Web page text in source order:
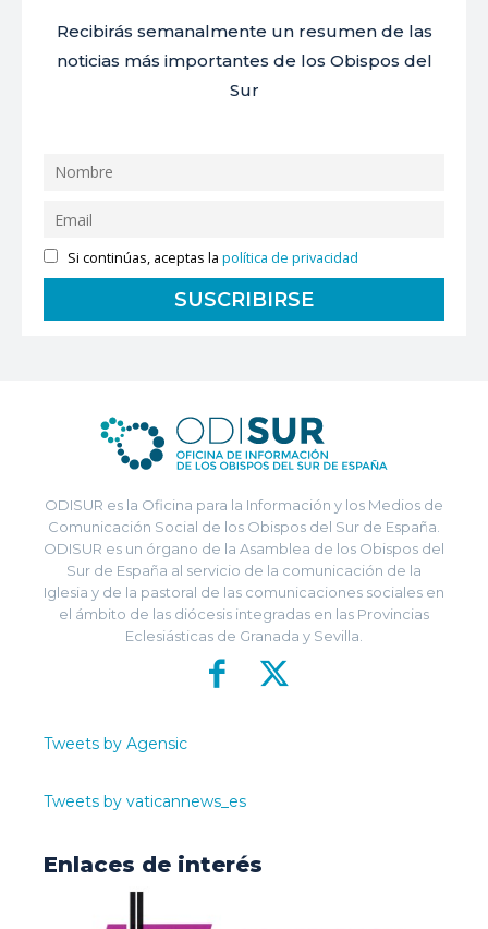
Recibirás semanalmente un resumen de las
noticias más importantes de los Obispos del
Sur
Si continúas, aceptas lapolítica de privacidad
ODISUR es la Oficina para la Información y los Medios de
Comunicación Social de los Obispos del Sur de España.
ODISUR es un órgano de la Asamblea de los Obispos del
Sur de España al servicio de la comunicación de la
Iglesia y de la pastoral de las comunicaciones sociales en
el ámbito de las diócesis integradas en las Provincias
Eclesiásticas de Granada y Sevilla.
Tweets by Agensic
Tweets by vaticannews_es
Enlaces de interés